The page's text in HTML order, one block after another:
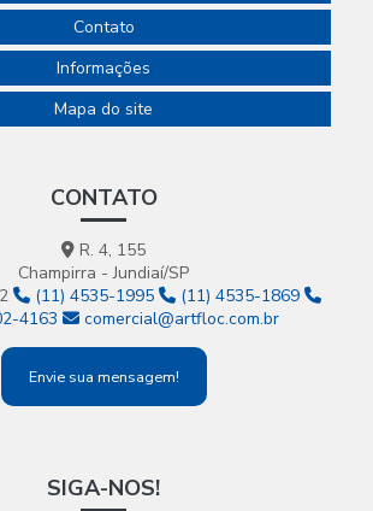
Contato
Informações
Mapa do site
CONTATO
R. 4, 155
Champirra - Jundiaí/SP
(11) 4535-1995
(11) 4535-1869
4163
comercial@artfloc.com.br
Envie sua mensagem!
SIGA-NOS!